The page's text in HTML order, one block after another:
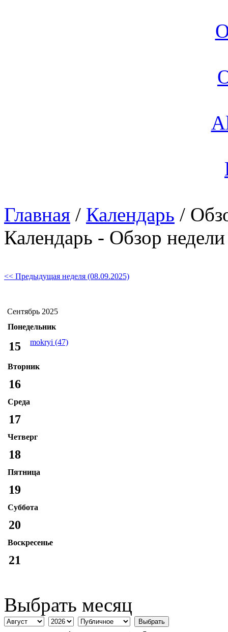
Главная / Календарь /
Календарь - Обзор
<< Предыдущая неделя (08.09.2025)
Сентябрь 2025
Понедельник
15 mokryi (47)
Вторник
16
Среда
17
Четверг
18
Пятница
19
Суббота
20
Воскресенье
21
Выбрать месяц